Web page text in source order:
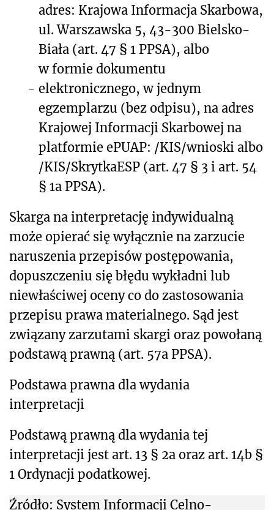
adres: Krajowa Informacja Skarbowa,
ul. Warszawska 5, 43-300 Bielsko-
Biała (art. 47 § 1 PPSA), albo
-
w formie dokumentu
elektronicznego, w jednym
egzemplarzu (bez odpisu), na adres
Krajowej Informacji Skarbowej na
platformie ePUAP: /KIS/wnioski albo
/KIS/SkrytkaESP (art. 47 § 3 i art. 54
§ 1a PPSA).
Skarga na interpretację indywidualną
może opierać się wyłącznie na zarzucie
naruszenia przepisów postępowania,
dopuszczeniu się błędu wykładni lub
niewłaściwej oceny co do zastosowania
przepisu prawa materialnego. Sąd jest
związany zarzutami skargi oraz powołaną
podstawą prawną (art. 57a PPSA).
Podstawa prawna dla wydania
interpretacji
Podstawą prawną dla wydania tej
interpretacji jest art. 13 § 2a oraz art. 14b §
1 Ordynacji podatkowej.
Źródło: System Informacji Celno-